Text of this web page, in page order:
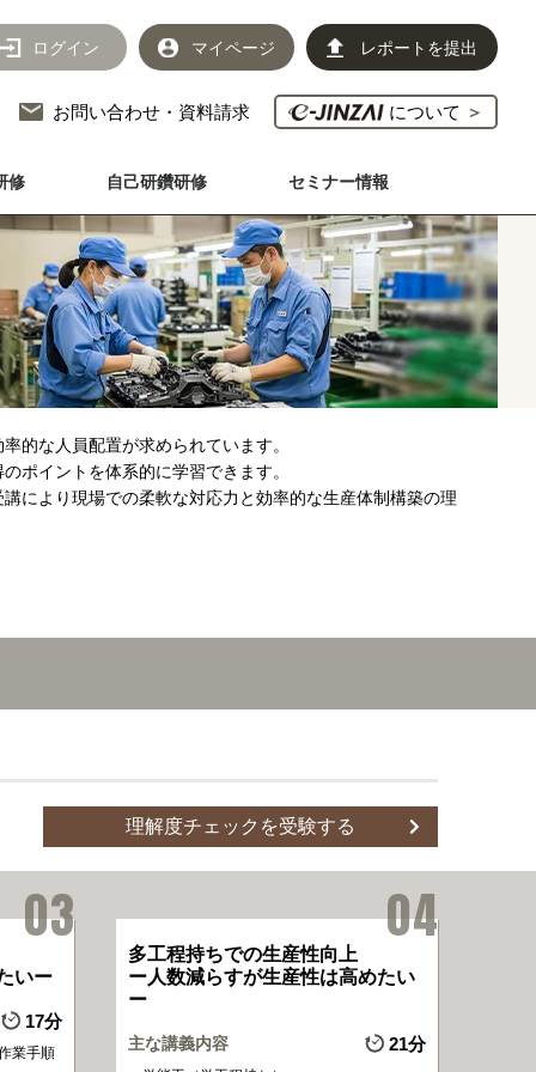
ログイン マイページ レポートを提出
お問い合わせ・資料請求 について ＞
修 自己研鑽研修 セミナー情報
的な人員配置が求められています。
ポイントを体系的に学習できます。
により現場での柔軟な対応力と効率的な生産体制構築の理
理解度チェックを受験する
いー
17分
業手順
多工程持ちでの生産性向上
ー人数減らすが生産性は高めたい
ー
主な講義内容 21分